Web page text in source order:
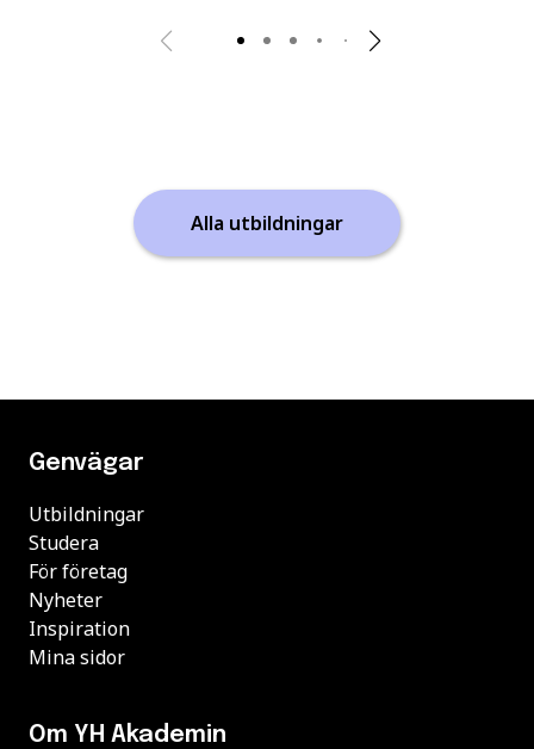
Alla utbildningar
Genvägar
Utbildningar
Studera
För företag
Nyheter
Inspiration
Mina sidor
Om YH Akademin